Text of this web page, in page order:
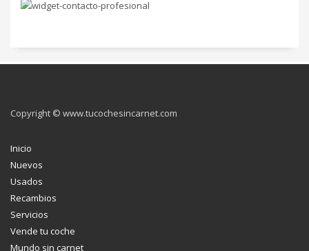
Copyright © www.tucochesincarnet.com
Inicio
Nuevos
Usados
Recambios
Servicios
Vende tu coche
Mundo sin carnet